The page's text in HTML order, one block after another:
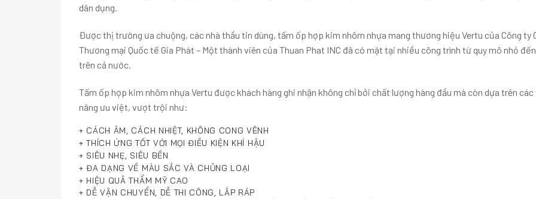
dân dụng.
Được thị trường ưa chuộng, các nhà thầu tin dùng, tấm ốp hợp kim nhôm nhựa mang thương hiệu Vertu của Công ty
Thương mại Quốc tế Gia Phát – Một thành viên của Thuan Phat INC đã có mặt tại nhiều công trình từ quy mô nhỏ
trên cả nước.
Tấm ốp hợp kim nhôm nhựa Vertu được khách hàng ghi nhận không chỉ bởi chất lượng hàng đầu mà còn dựa trên các
năng ưu việt, vượt trội như:
+ CÁCH ÂM, CÁCH NHIỆT, KHÔNG CONG VÊNH
+ THÍCH ỨNG TỐT VỚI MỌI ĐIỀU KIỆN KHÍ HẬU
+ SIÊU NHẸ, SIÊU BỀN
+ ĐA DẠNG VỀ MÀU SẮC VÀ CHỦNG LOẠI
+ HIỆU QUẢ THẨM MỸ CAO
+ DỄ VẬN CHUYỂN, DỄ THI CÔNG, LẮP RÁP